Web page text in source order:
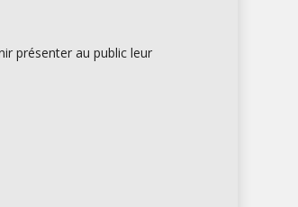
présenter au public leur